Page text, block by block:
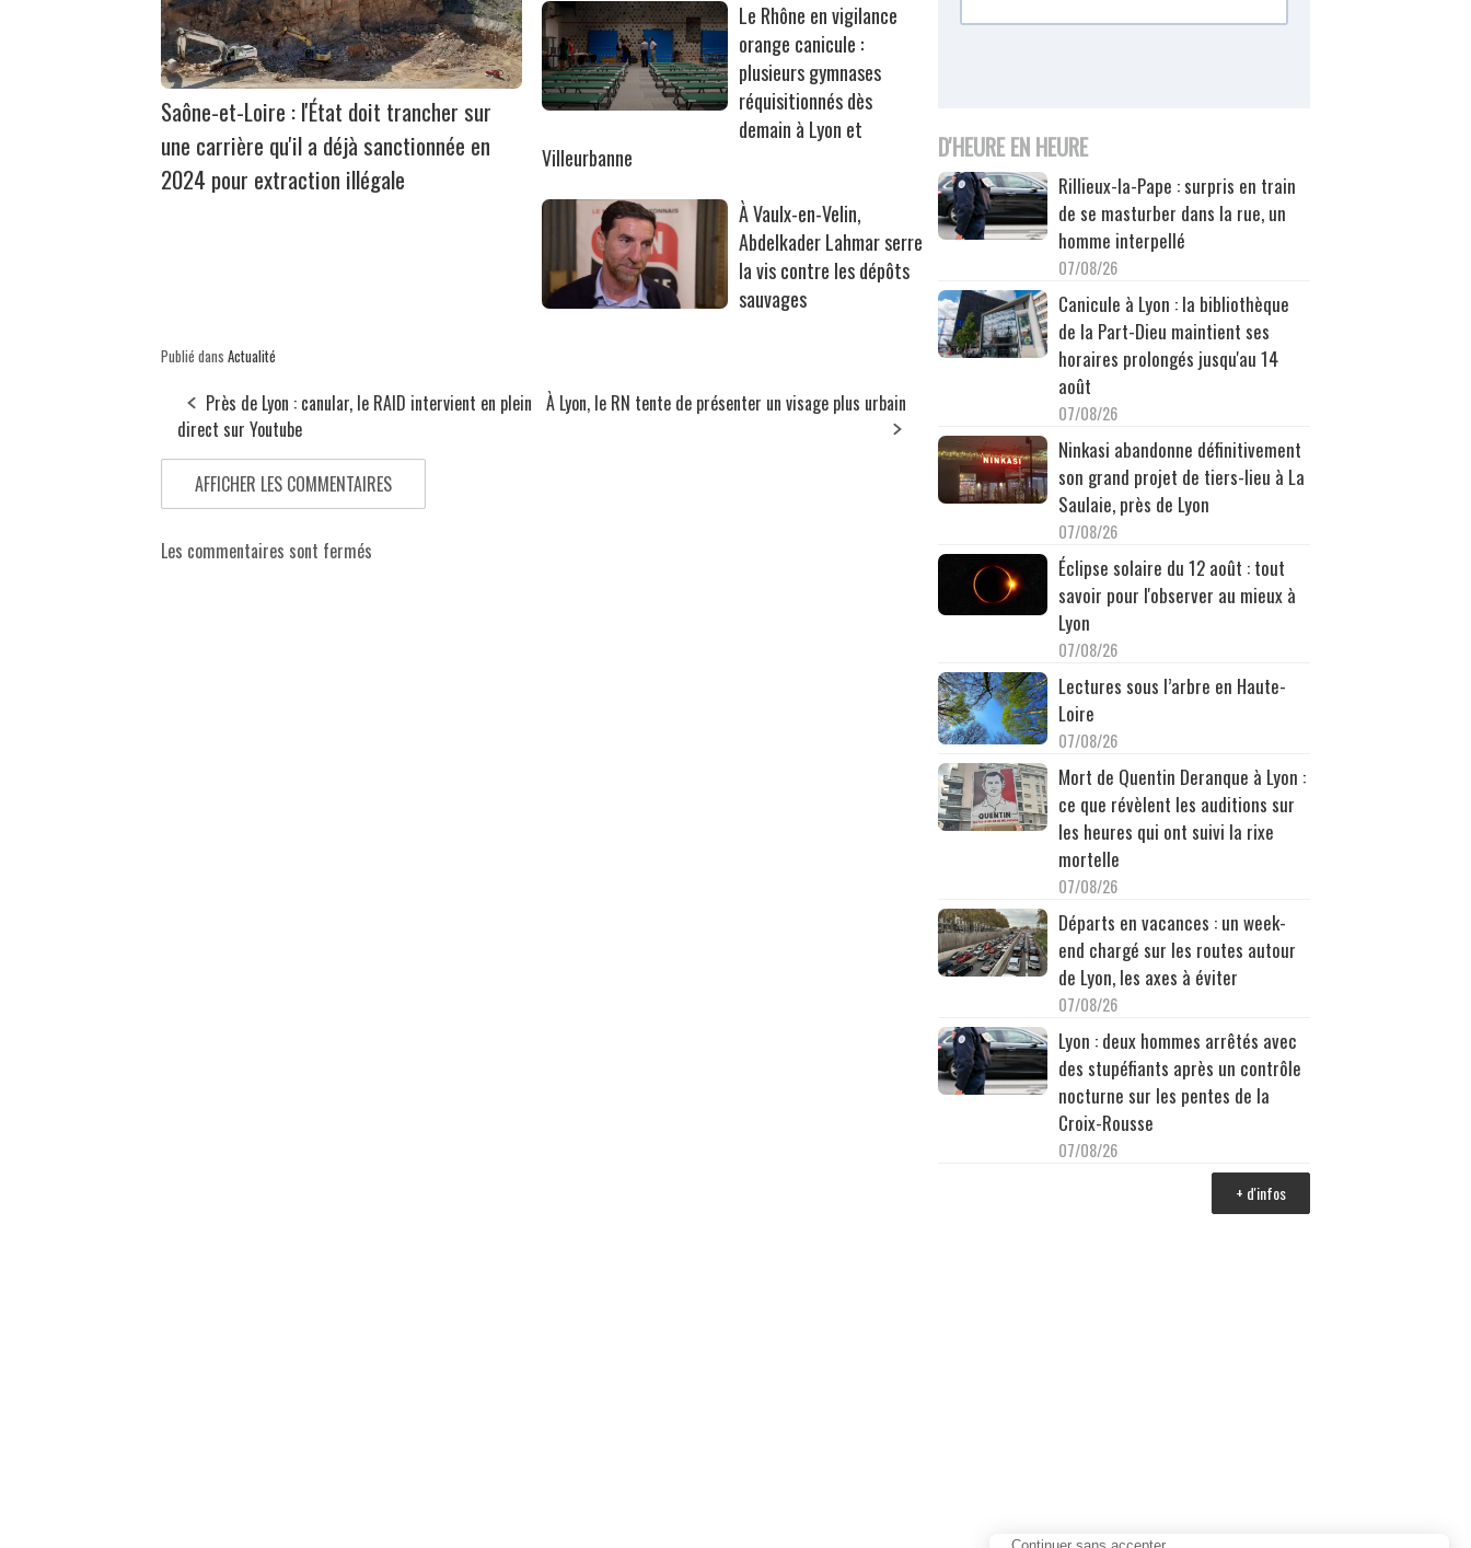
Saône-et-Loire : l'État doit trancher sur
une carrière qu'il a déjà sanctionnée en
2024 pour extraction illégale
Le Rhône en vigilance
orange canicule :
plusieurs gymnases
réquisitionnés dès
demain à Lyon et
Villeurbanne
À Vaulx-en-Velin,
Abdelkader Lahmar serre
la vis contre les dépôts
sauvages
Publié dans Actualité
Près de Lyon : canular, le RAID intervient en plein
direct sur Youtube
À Lyon, le RN tente de présenter un visage plus urbain
AFFICHER LES COMMENTAIRES
Les commentaires sont fermés
D'HEURE EN HEURE
Rillieux-la-Pape : surpris en train
de se masturber dans la rue, un
homme interpellé
07/08/26
Canicule à Lyon : la bibliothèque
de la Part-Dieu maintient ses
horaires prolongés jusqu'au 14
août
07/08/26
Ninkasi abandonne définitivement
son grand projet de tiers-lieu à La
Saulaie, près de Lyon
07/08/26
Éclipse solaire du 12 août : tout
savoir pour l'observer au mieux à
Lyon
07/08/26
Lectures sous l’arbre en Haute-
Loire
07/08/26
Mort de Quentin Deranque à Lyon :
ce que révèlent les auditions sur
les heures qui ont suivi la rixe
mortelle
07/08/26
Départs en vacances : un week-
end chargé sur les routes autour
de Lyon, les axes à éviter
07/08/26
Lyon : deux hommes arrêtés avec
des stupéfiants après un contrôle
nocturne sur les pentes de la
Croix-Rousse
07/08/26
+ d'infos